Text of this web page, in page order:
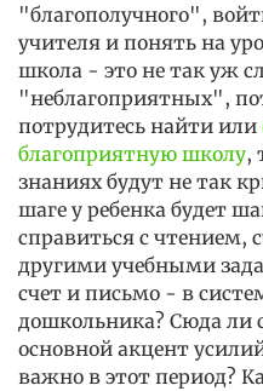
"благополучного",
учителя и понять на
школа - это не так уж
"неблагоприятных",
потрудитесь найти или
благоприятную школу,
знаниях будут не так
шаге у ребенка будет
справиться с чтением,
другими учебными
счет и письмо - в
дошкольника? Сюда ли
основной акцент
важно в этот период?